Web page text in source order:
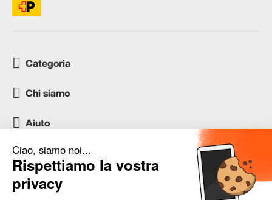
Categoria
Chi siamo
Aiuto
Servizio clienti
occasion.migros.mobile@recommerce.com